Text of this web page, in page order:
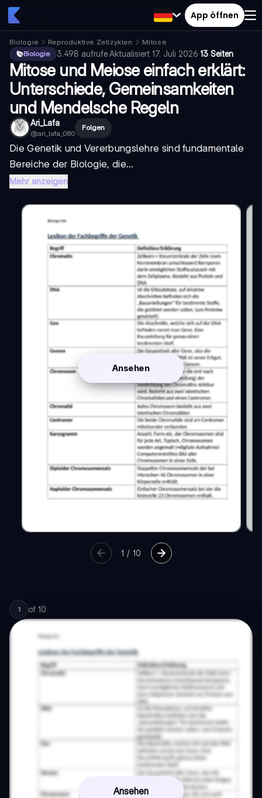
App öffnen
Biologie Reproduktive Zellzyklen
Mitose
Biologie
3.498 aufrufe·Aktualisiert 17. Juli 2026·13 Seiten
Mitose und Meiose einfach erklärt:
Unterschiede, Gemeinsamkeiten
und Mendelsche Regeln
Ari_Lafa
@ari_lafa_080
Folgen
Die Genetik und Vererbungslehre sind fundamentale
Bereiche der Biologie, die...
Mehr anzeigen
Ansehen
1 / 10
1 of 10
Ansehen